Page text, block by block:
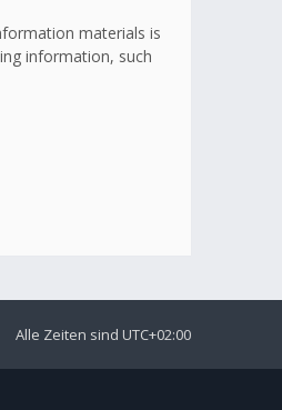
materials is
information, such
Alle Zeiten sind UTC+02:00